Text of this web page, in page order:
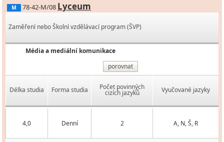
M 78-42-M/08 Lyceum
Zaměření nebo Školní vzdělávací program (ŠVP)
Média a mediální komunikace
porovnat
Délka studia Forma studia Počet povinných
cizích jazyků Vyučované jazyky
4,0 Denní 2 A, N, Š, R